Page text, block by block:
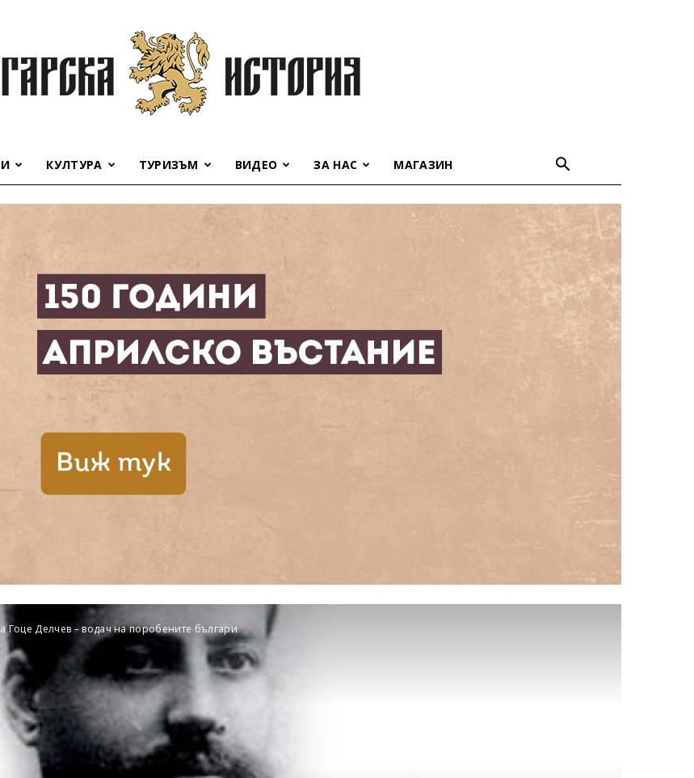
история
КУЛТУРА ТУРИЗЪМ ВИДЕО ЗА НАС МАГАЗИН
Гоце Делчев – водач на поробените българи